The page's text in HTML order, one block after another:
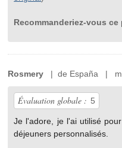
Recommanderiez-vous
Rosmery | de España |
Évaluation globale : 5
Je l'adore, je l'ai utilisé
déjeuners personnalisés.